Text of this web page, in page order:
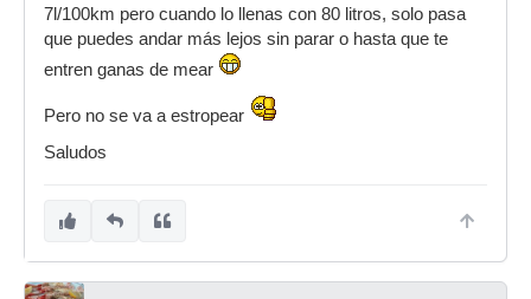
7l/100km pero cuando lo llenas con 80 litros, solo pasa
que puedes andar más lejos sin parar o hasta que te
entren ganas de mear
Pero no se va a estropear
Saludos